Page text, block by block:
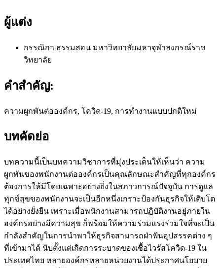
ผู้แต่ง
กรรณิกา ธรรมสอน มหาวิทยาลัยมหาจุฬาลงกรณ์ราช
วิทยาลัย
คำสำคัญ:
ความผูกพันต่อองค์กร, โควิด-19, การทำงานแบบปกติใหม่
บทคัดย่อ
บทความนี้เป็นบทความวิชาการที่มุ่งประเด็นให้เห็นว่า ความ
ผูกพันของพนักงานต่อองค์กรเป็นคุณลักษณะสำคัญที่ทุกองค์กร
ต้องการให้มีโดยเฉพาะอย่างยิ่งในสภาวการณ์ปัจจุบัน การดูแล
ทุกข์สุขของพนักงานจะเป็นอีกหนึ่งเกราะป้องกันธุรกิจให้เติบโต
ได้อย่างยั่งยืน เพราะเมื่อพนักงานสามารถปฏิบัติงานอยู่ภายใน
องค์กรอย่างมีความสุข ก็พร้อม​ให้ความร่วมแรงร่วมใจที่จะเป็น
กำลังสำคัญในการนำพาให้ธุรกิจสามารถฝ่าฟันอุปสรรคต่าง ๆ
ที่เข้ามาได้ นับตั้งแต่เกิดการระบาดของเชื้อไวรัสโควิด-19 ใน
ประเทศไทย หลายองค์กรหลายหน่วยงานได้ประกาศนโยบาย